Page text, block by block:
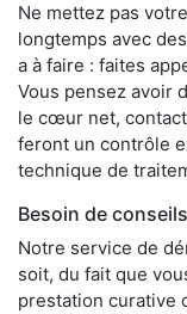
Ne mettez pas
longtemps avec
a à faire : faites
Vous pensez avoir
le cœur net,
feront un contrôle
technique de
Besoin de
Notre service de
soit, du fait que
prestation curative